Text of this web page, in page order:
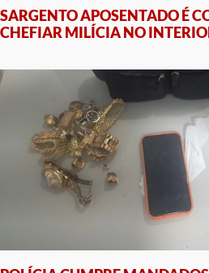
SARGENTO APOSENTADO É
CHEFIAR MILÍCIA NO